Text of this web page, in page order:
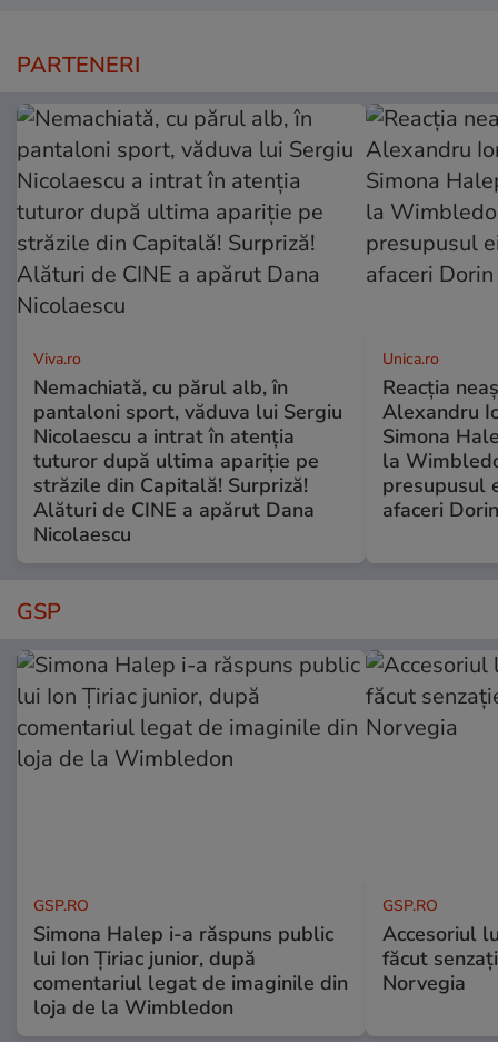
PARTENERI
Viva.ro
Nemachiată, cu părul alb, în
pantaloni sport, văduva lui Sergiu
Nicolaescu a intrat în atenția
tuturor după ultima apariție pe
străzile din Capitală! Surpriză!
Alături de CINE a apărut Dana
Nicolaescu
Unica.ro
Reacția
Alexandru
Simona
la
presupusul
afaceri
GSP
GSP.RO
Simona Halep i-a răspuns public
lui Ion Țiriac junior, după
comentariul legat de imaginile din
loja de la Wimbledon
GSP.RO
Accesoriul
făcut
Norvegia